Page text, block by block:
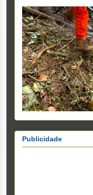
Publicidade